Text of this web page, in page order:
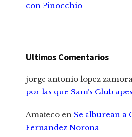
con Pinocchio
Ultimos Comentarios
jorge antonio lopez zamora
por las que Sam’s Club
Amateco enSe alburean a
Fernandez Noroña